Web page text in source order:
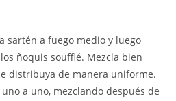
sartén a fuego medio y luego
ñoquis soufflé. Mezcla bien
distribuya de manera uniforme.
a uno, mezclando después de